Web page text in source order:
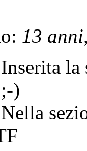
13
Inserita
;-)
Nella